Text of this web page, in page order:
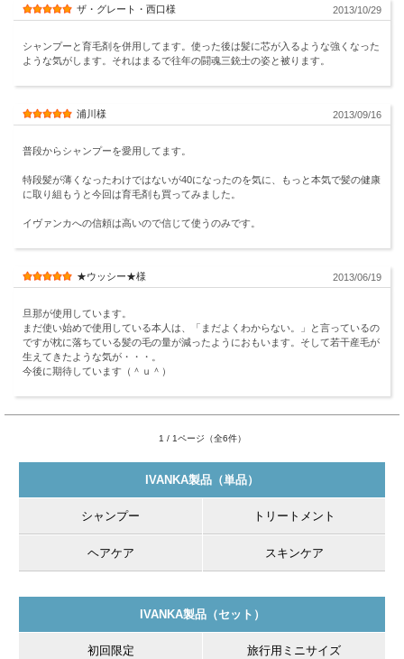
ザ・グレート・西口様 2013/10/29
シャンプーと育毛剤を併用してます。使った後は髪に芯が入るような強くなった
ような気がします。それはまるで往年の闘魂三銃士の姿と被ります。
浦川様 2013/09/16
普段からシャンプーを愛用してます。
特段髪が薄くなったわけではないが40になったのを気に、もっと本気で髪の健康
に取り組もうと今回は育毛剤も買ってみました。
イヴァンカへの信頼は高いので信じて使うのみです。
★ウッシー★様 2013/06/19
旦那が使用しています。
まだ使い始めで使用している本人は、「まだよくわからない。」と言っているの
ですが枕に落ちている髪の毛の量が減ったようにおもいます。そして若干産毛が
生えてきたような気が・・・。
今後に期待しています（＾ｕ＾）
1 / 1ページ（全6件）
IVANKA製品（単品）
シャンプー トリートメント
ヘアケア スキンケア
IVANKA製品（セット）
初回限定 旅行用ミニサイズ